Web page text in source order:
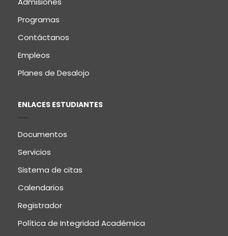
Programas
Contáctanos
Empleos
Planes de Desalojo
ENLACES ESTUDIANTES
Documentos
Servicios
Sistema de citas
Calendarios
Registrador
Política de Integridad Académica